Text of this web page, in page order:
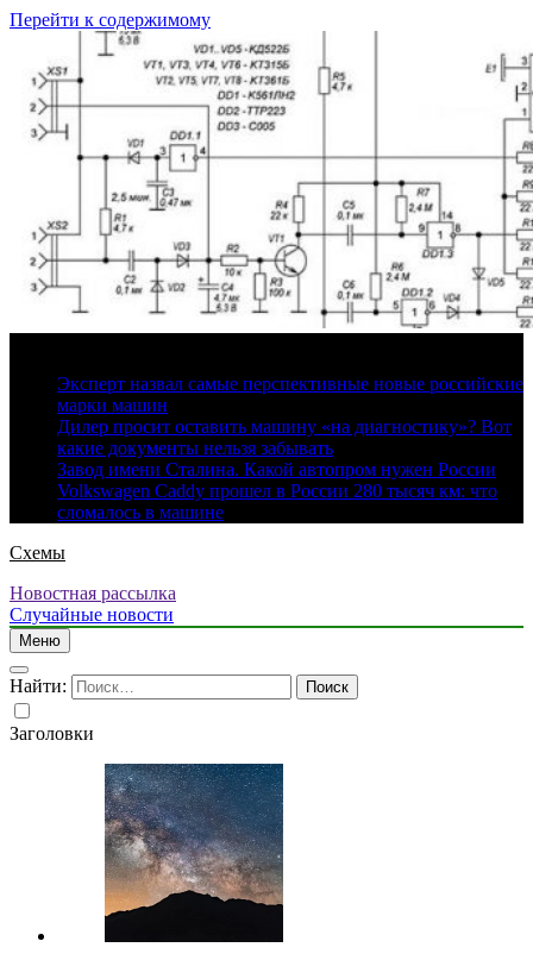
Перейти к содержимому
Эксперт назвал самые перспективные новые российские
марки машин
Дилер просит оставить машину «на диагностику»? Вот
какие документы нельзя забывать
Завод имени Сталина. Какой автопром нужен России
Volkswagen Caddy прошел в России 280 тысяч км: что
сломалось в машине
Схемы
Новостная рассылка
Случайные новости
Меню
Найти:
Заголовки